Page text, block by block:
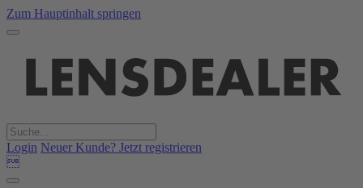
Zum Hauptinhalt springen
Login Neuer Kunde? Jetzt registrieren
